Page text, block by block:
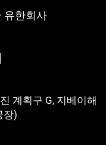
유한회사
계획구 G, 지베이해
장)